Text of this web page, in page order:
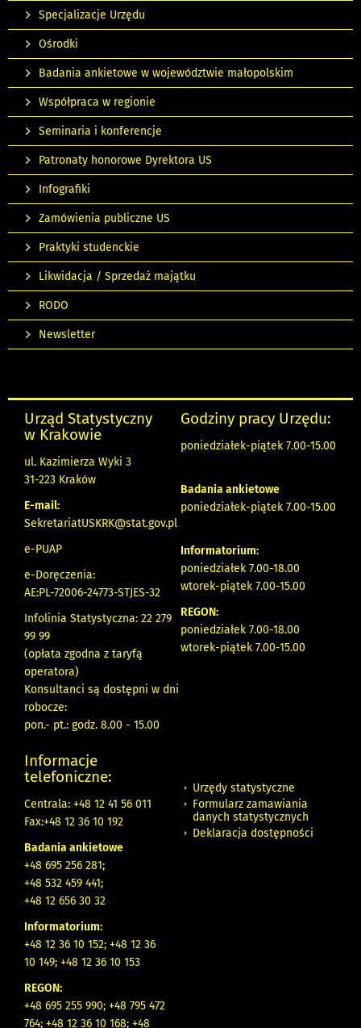
Specjalizacje Urzędu
Ośrodki
Badania ankietowe w województwie małopolskim
Współpraca w regionie
Seminaria i konferencje
Patronaty honorowe Dyrektora US
Infografiki
Zamówienia publiczne US
Praktyki studenckie
Likwidacja / Sprzedaż majątku
RODO
Newsletter
Urząd Statystyczny
w Krakowie
ul. Kazimierza Wyki 3
31-223 Kraków
E-mail:
SekretariatUSKRK@stat.gov.pl
e-PUAP
e-Doręczenia:
AE:PL-72006-24773-STJES-32
Infolinia Statystyczna: 22 279
99 99
(opłata zgodna z taryfą
operatora)
Konsultanci są dostępni w dni
robocze:
pon.- pt.: godz. 8.00 - 15.00
Godziny pracy Urzędu:
poniedziałek-piątek 7.00-15.00
Badania ankietowe
poniedziałek-piątek 7.00-15.00
Informatorium:
poniedziałek 7.00-18.00
wtorek-piątek 7.00-15.00
REGON:
poniedziałek 7.00-18.00
wtorek-piątek 7.00-15.00
Informacje
telefoniczne:
Centrala: +48 12 41 56 011
Fax:+48 12 36 10 192
Badania ankietowe
+48 695 256 281;
+48 532 459 441;
+48 12 656 30 32
Informatorium:
+48 12 36 10 152; +48 12 36
10 149; +48 12 36 10 153
REGON:
+48 695 255 990; +48 795 472
764; +48 12 36 10 168; +48
Urzędy statystyczne
Formularz zamawiania
danych statystycznych
Deklaracja dostępności